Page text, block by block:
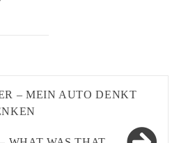
– MEIN AUTO DENKT